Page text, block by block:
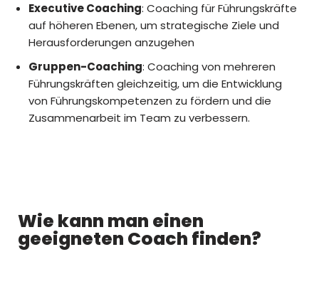
Executive Coaching: Coaching für Führungskräfte
auf höheren Ebenen, um strategische Ziele und
Herausforderungen anzugehen
Gruppen-Coaching: Coaching von mehreren
Führungskräften gleichzeitig, um die Entwicklung
von Führungskompetenzen zu fördern und die
Zusammenarbeit im Team zu verbessern.
Wie kann man einen
geeigneten Coach finden?